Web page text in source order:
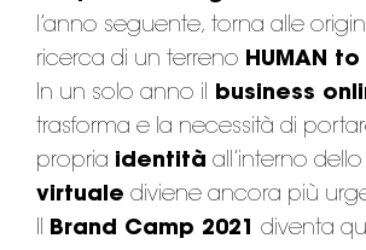
l’anno seguente, torna alle
ricerca di un terreno HUMAN to
In un solo anno il business
trasforma e la necessità di
propria identità all’interno dello
virtuale diviene ancora più
Il Brand Camp 2021 diventa